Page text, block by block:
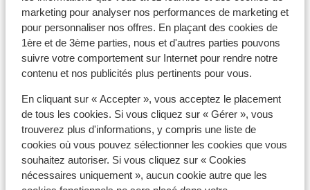
marketing pour analyser nos performances de marketing et
pour personnaliser nos offres. En plaçant des cookies de
1ère et de 3ème parties, nous et d'autres parties pouvons
suivre votre comportement sur Internet pour rendre notre
contenu et nos publicités plus pertinents pour vous.
En cliquant sur « Accepter », vous acceptez le placement
de tous les cookies. Si vous cliquez sur « Gérer », vous
trouverez plus d'informations, y compris une liste de
cookies où vous pouvez sélectionner les cookies que vous
souhaitez autoriser. Si vous cliquez sur « Cookies
nécessaires uniquement », aucun cookie autre que les
Le vrai Rhodes À partir de 48 €
Au cours de cette belle journée, vous découvrirez non
seulement la vie locale de Rhodes, mais vous
découvrirez également les différences entre l'Est et
l'Ouest de l'île, et de superbes villages pittoresques.
Notre guide, qui vit sur l’île depuis de nombreuses
années, vous fera découvrir le vrai Rhodes. Nous